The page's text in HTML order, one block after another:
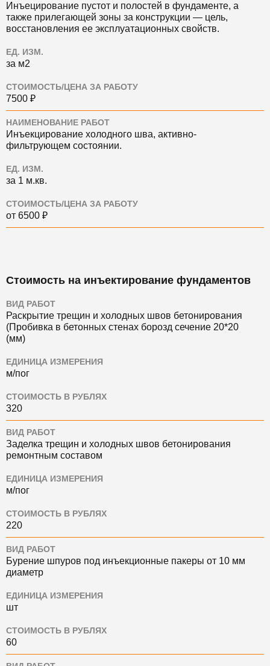
Инъецирование пустот и полостей в фундаменте, а
также прилегающей зоны за конструкции — цель,
восстановления ее эксплуатационных свойств.
ЕД. ИЗМ.
за м2
СТОИМОСТЬ/ЦЕНА ЗА РАБОТУ
7500 ₽
НАИМЕНОВАНИЕ РАБОТ
Инъекцирование холодного шва, активно-
фильтрующем состоянии.
ЕД. ИЗМ.
за 1 м.кв.
СТОИМОСТЬ/ЦЕНА ЗА РАБОТУ
от 6500 ₽
Стоимость на инъектирование фундаментов
ВИД РАБОТ
Раскрытие трещин и холодных швов бетонирования
(Пробивка в бетонных стенах борозд сечение 20*20
(мм)
ЕДИНИЦА ИЗМЕРЕНИЯ
м/пог
СТОИМОСТЬ В РУБЛЯХ
320
ВИД РАБОТ
Заделка трещин и холодных швов бетонирования
ремонтным составом
ЕДИНИЦА ИЗМЕРЕНИЯ
м/пог
СТОИМОСТЬ В РУБЛЯХ
220
ВИД РАБОТ
Бурение шпуров под инъекционные пакеры от 10 мм
диаметр
ЕДИНИЦА ИЗМЕРЕНИЯ
шт
СТОИМОСТЬ В РУБЛЯХ
60